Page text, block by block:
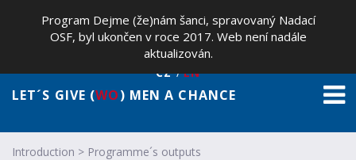
LET´S GIVE (WO) MEN A CHANCE
CZ EN
Introduction > Programme´s outputs
Program Dejme (že)nám šanci, spravovaný Nadací
OSF, byl ukončen v roce 2017. Web není nadále
aktualizován.